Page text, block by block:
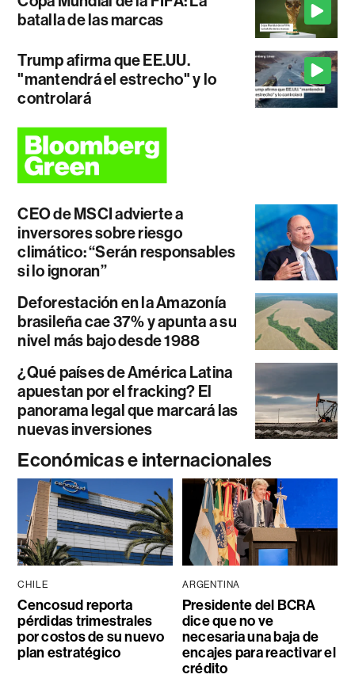
batalla de las marcas
Trump afirma que EE.UU.
"mantendrá el estrecho" y lo
controlará
CEO de MSCI advierte a
inversores sobre riesgo
climático: “Serán responsables
si lo ignoran”
Deforestación en la Amazonía
brasileña cae 37% y apunta a su
nivel más bajo desde 1988
¿Qué países de América Latina
apuestan por el fracking? El
panorama legal que marcará las
nuevas inversiones
Económicas e internacionales
CHILE
Cencosud reporta
pérdidas trimestrales
por costos de su nuevo
plan estratégico
ARGENTINA
Presidente del BCRA
dice que no ve
necesaria una baja de
encajes para reactivar el
crédito